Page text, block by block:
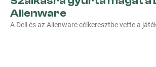
Alienware
A Dell és az Alienware célkeresztbe vette a